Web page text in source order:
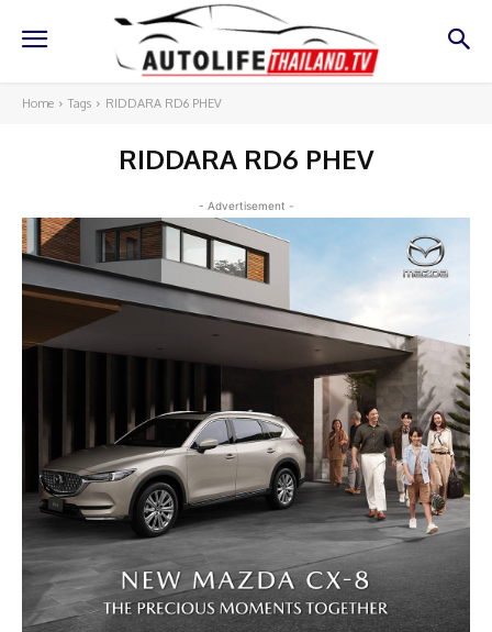
Home Tags RIDDARA RD6 PHEV
RIDDARA RD6 PHEV
- Advertisement -